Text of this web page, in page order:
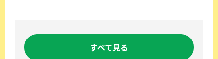
すべて見る